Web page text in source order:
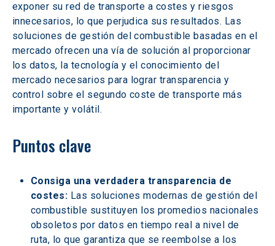
exponer su red de transporte a costes y riesgos
innecesarios, lo que perjudica sus resultados. Las
soluciones de gestión del combustible basadas en el
mercado ofrecen una vía de solución al proporcionar
los datos, la tecnología y el conocimiento del
mercado necesarios para lograr transparencia y
control sobre el segundo coste de transporte más
importante y volátil.
Puntos clave
Consiga una verdadera transparencia de
costes: Las soluciones modernas de gestión del
combustible sustituyen los promedios nacionales
obsoletos por datos en tiempo real a nivel de
ruta, lo que garantiza que se reembolse a los